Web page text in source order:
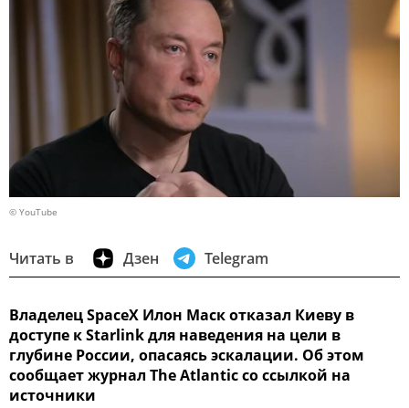
© YouTube
Читать в Дзен Telegram
Владелец SpaceX Илон Маск отказал Киеву в
доступе к Starlink для наведения на цели в
глубине России, опасаясь эскалации. Об этом
сообщает журнал The Atlantic со ссылкой на
источники